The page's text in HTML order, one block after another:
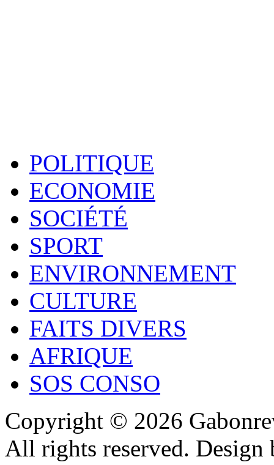
POLITIQUE
ECONOMIE
SOCIÉTÉ
SPORT
ENVIRONNEMENT
CULTURE
FAITS DIVERS
AFRIQUE
SOS CONSO
Copyright © 2026
All rights reserved.